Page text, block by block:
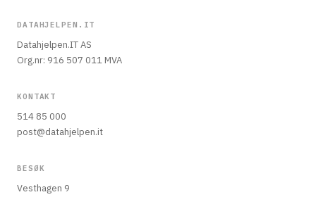
DATAHJELPEN.IT
Datahjelpen.IT AS
Org.nr: 916 507 011 MVA
KONTAKT
514 85 000
post@datahjelpen.it
BESØK
Vesthagen 9